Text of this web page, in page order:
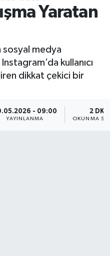
Yaratan
sosyal medya
kullanıcı
dikkat çekici bir
- 09:00
YAYINLANMA
2 DK
OKUNMA